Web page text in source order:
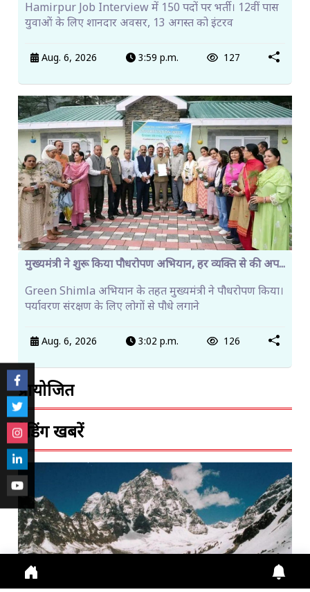
Hamirpur Job Interview में 150 पदों पर भर्ती। 12वीं पास
युवाओं के लिए शानदार अवसर, 13 अगस्त को इंटरव
Aug. 6, 2026 3:59 p.m. 127
मुख्यमंत्री ने शुरू किया पौधरोपण अभियान, हर व्यक्ति से की अप...
Green Shimla अभियान के तहत मुख्यमंत्री ने पौधरोपण किया।
पर्यावरण संरक्षण के लिए लोगों से पौधे लगाने
Aug. 6, 2026 3:02 p.m. 126
प्रायोजित
ट्रेंडिंग खबरें